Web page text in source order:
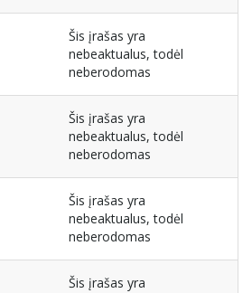
Šis įrašas yra
nebeaktualus, todėl
neberodomas
Šis įrašas yra
nebeaktualus, todėl
neberodomas
Šis įrašas yra
nebeaktualus, todėl
neberodomas
Šis įrašas yra